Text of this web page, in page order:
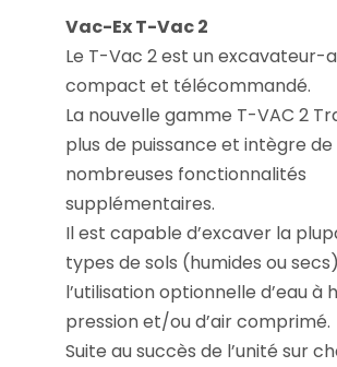
Vac-Ex T-Vac 2
Le T-Vac 2 est un excavateur-
compact et télécommandé.
La nouvelle gamme T-VAC 2
plus de puissance et intègre de
nombreuses fonctionnalités
supplémentaires.
Il est capable d’excaver la
types de sols (humides ou
l’utilisation optionnelle d’eau à
pression et/ou d’air comprimé.
Suite au succès de l’unité sur